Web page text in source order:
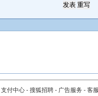
支付中心 - 搜狐招聘 - 广告服务 - 客